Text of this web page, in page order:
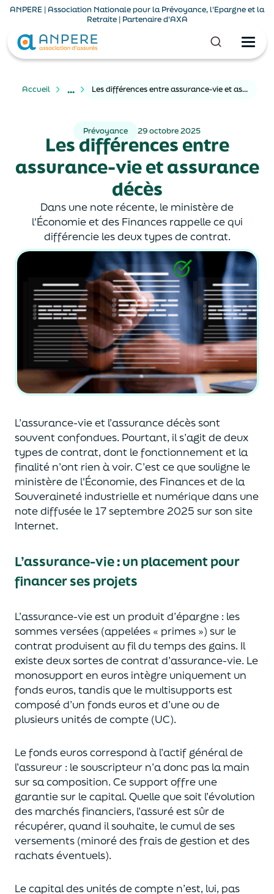
ANPERE | Association Nationale pour la Prévoyance, l'Epargne et la
Retraite | Partenaire d'AXA
Accueil ... Les différences entre assurance-vie et assurance décès
Prévoyance 29 octobre 2025
Les différences entre
assurance-vie et assurance
décès
Dans une note récente, le ministère de
l'Économie et des Finances rappelle ce qui
différencie les deux types de contrat.
L’assurance-vie et l’assurance décès sont
souventconfondues. Pourtant, il s’agit de deux
types de contrat, dont le fonctionnement et la
finalité n’ont rien à voir. C’est ce que souligne le
ministère de l'Économie, des Financeset de la
Souveraineté industrielle et numériquedans une
note diffusée le 17 septembre 2025 sur son site
Internet.
L’assurance-vie : un placement pour
financer ses projets
L’assurance-vie est un produit d’épargne : les
sommes versées (appelées « primes ») sur le
contrat produisent au fil du temps des gains. Il
existe deux sortesde contrat d’assurance-vie. Le
monosupport en euros intègre uniquement un
fonds euros, tandis que le multisupports est
composé d’un fonds euros et d’une ou de
plusieurs unités de compte (UC).
Le fonds euros correspond à l’actif général de
l’assureur : le souscripteur n’a donc pas la main
sur sa composition. Ce support offre une
garantie sur le capital. Quelle que soit l’évolution
des marchés financiers, l’assuré est sûr de
récupérer, quand il souhaite, le cumul de ses
versements (minoré des frais de gestion et des
rachats éventuels).
Le capital des unités de compte n’est, lui, pas